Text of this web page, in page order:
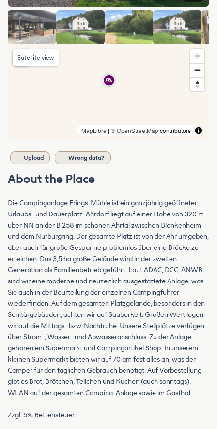
MapLibre | ©OpenStreetMapcontributors
Satellite view
Upload Wrong data?
About the Place
Die Campinganlage Frings-Mühle ist ein ganzjährig geöffneter
Urlaubs- und Dauerplatz. Ahrdorf liegt auf einer Höhe von 320 m
über NN an der B 258 im schönen Ahrtal zwischen Blankenheim
und dem Nürburgring. Der gesamte Platz ist von der Ahr umgeben,
aber auch für große Gespanne problemlos über eine Brücke zu
erreichen. Das 3,5 ha große Gelände wird in der zweiten
Generation als Familienbetrieb geführt. Laut ADAC, DCC, ANWB,…
sind wir eine moderne und neuzeitlich ausgestattete Anlage, was
Sie auch in der Beurteilung der einzelnen Campingführer
wiederfinden. Auf dem gesamten Platzgelände, besonders in den
Sanitärgebäuden, achten wir auf Sauberkeit. Großen Wert legen
wir auf die Mittags- bzw. Nachtruhe. Unsere Stellplätze verfügen
über Strom-, Wasser- und Abwasseranschluss. Zu der Anlage
gehören ein Supermarkt und Campingartikel Shop. In unserem
kleinen Supermarkt bieten wir auf 70 qm fast alles an, was der
Camper für den täglichen Gebrauch benötigt. Auf Vorbestellung
gibt es Brot, Brötchen, Teilchen und Kuchen (auch sonntags).
WLAN auf der gesamten Camping-Anlage sowie im Gasthof.
Zzgl. 5% Bettensteuer.